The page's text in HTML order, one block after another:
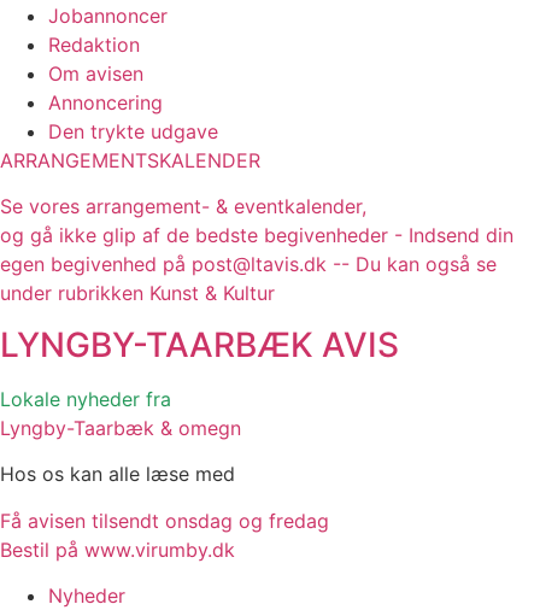
Jobannoncer
Redaktion
Om avisen
Annoncering
Den trykte udgave
ARRANGEMENTSKALENDER
Se vores arrangement- & eventkalender,
og gå ikke glip af de bedste begivenheder - Indsend din
egen begivenhed på post@ltavis.dk -- Du kan også se
under rubrikken Kunst & Kultur
LYNGBY-TAARBÆK AVIS
Lokale nyheder fra
Lyngby-Taarbæk & omegn
Hos os kan alle læse med
Få avisen tilsendt onsdag og fredag
Bestil på www.virumby.dk
Nyheder